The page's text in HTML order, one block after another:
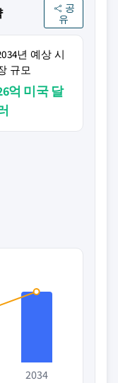
공
유
년 예상 시
규모
억 미국 달
2034